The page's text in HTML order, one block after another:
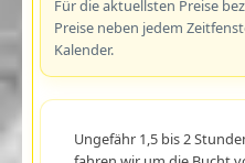
Für die aktuellsten Preise
Preise neben jedem
Kalender.
Ungefähr 1,5 bis 2